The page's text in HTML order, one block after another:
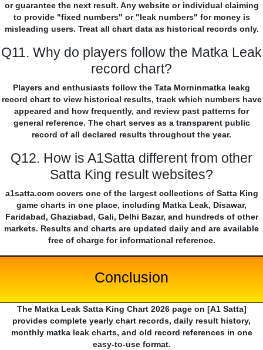
or guarantee the next result. Any website or individual claiming
to provide "fixed numbers" or "leak numbers" for money is
misleading users. Treat all chart data as historical records only.
Q11. Why do players follow the Matka Leak
record chart?
Players and enthusiasts follow the Tata Morninmatka leakg
record chart to view historical results, track which numbers have
appeared and how frequently, and review past patterns for
general reference. The chart serves as a transparent public
record of all declared results throughout the year.
Q12. How is A1Satta different from other
Satta King result websites?
a1satta.com covers one of the largest collections of Satta King
game charts in one place, including Matka Leak, Disawar,
Faridabad, Ghaziabad, Gali, Delhi Bazar, and hundreds of other
markets. Results and charts are updated daily and are available
free of charge for informational reference.
Conclusion
The Matka Leak Satta King Chart 2026 page on [A1 Satta]
provides complete yearly chart records, daily result history,
monthly matka leak charts, and old record references in one
easy-to-use format.